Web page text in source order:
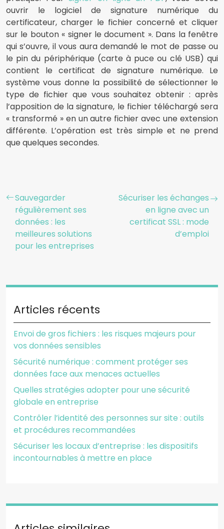
ouvrir le logiciel de signature numérique du
certificateur, charger le fichier concerné et cliquer
sur le bouton « signer le document ». Dans la fenêtre
qui s’ouvre, il vous aura demandé le mot de passe ou
le pin du périphérique (carte à puce ou clé USB) qui
contient le certificat de signature numérique. Le
système vous donne la possibilité de sélectionner le
type de fichier que vous souhaitez obtenir : après
l’apposition de la signature, le fichier téléchargé sera
« transformé » en un autre fichier avec une extension
différente. L’opération est très simple et ne prend
que quelques secondes.
Sauvegarder
régulièrement ses
données : les
meilleures solutions
pour les entreprises
Sécuriser les échanges
en ligne avec un
certificat SSL : mode
d’emploi
Articles récents
Envoi de gros fichiers : les risques majeurs pour
vos données sensibles
Sécurité numérique : comment protéger ses
données face aux menaces actuelles
Quelles stratégies adopter pour une sécurité
globale en entreprise
Contrôler l’identité des personnes sur site : outils
et procédures recommandées
Sécuriser les locaux d’entreprise : les dispositifs
incontournables à mettre en place